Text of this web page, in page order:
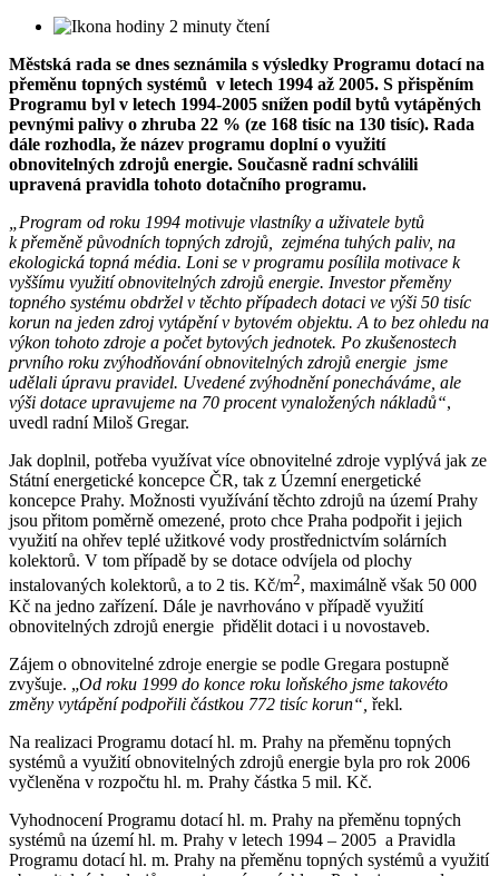
2 minuty čtení
Městská rada se dnes seznámila s výsledky Programu dotací na
přeměnu topných systémů v letech 1994 až 2005. S přispěním
Programu byl v letech 1994-2005 snížen podíl bytů vytápěných
pevnými palivy o zhruba 22 % (ze 168 tisíc na 130 tisíc). Rada
dále rozhodla, že název programu doplní o využití
obnovitelných zdrojů energie. Současně radní schválili
upravená pravidla tohoto dotačního programu.
„Program od roku 1994 motivuje vlastníky a uživatele bytů
k přeměně původních topných zdrojů, zejména tuhých paliv, na
ekologická topná média. Loni se v programu posílila motivace k
vyššímu využití obnovitelných zdrojů energie. Investor přeměny
topného systému obdržel v těchto případech dotaci ve výši 50 tisíc
korun na jeden zdroj vytápění v bytovém objektu. A to bez ohledu na
výkon tohoto zdroje a počet bytových jednotek. Po zkušenostech
prvního roku zvýhodňování obnovitelných zdrojů energie jsme
udělali úpravu pravidel. Uvedené zvýhodnění ponecháváme, ale
výši dotace upravujeme na 70 procent vynaložených nákladů“,
uvedl radní Miloš Gregar.
Jak doplnil, potřeba využívat více obnovitelné zdroje vyplývá jak ze
Státní energetické koncepce ČR, tak z Územní energetické
koncepce Prahy. Možnosti využívání těchto zdrojů na území Prahy
jsou přitom poměrně omezené, proto chce Praha podpořit i jejich
využití na ohřev teplé užitkové vody prostřednictvím solárních
kolektorů. V tom případě by se dotace odvíjela od plochy
instalovaných kolektorů, a to 2 tis. Kč/m2, maximálně však 50 000
Kč na jedno zařízení. Dále je navrhováno v případě využití
obnovitelných zdrojů energie přidělit dotaci i u novostaveb.
Zájem o obnovitelné zdroje energie se podle Gregara postupně
zvyšuje. „Od roku 1999 do konce roku loňského jsme takovéto
změny vytápění podpořili částkou 772 tisíc korun“, řekl.
Na realizaci Programu dotací hl. m. Prahy na přeměnu topných
systémů a využití obnovitelných zdrojů energie byla pro rok 2006
vyčleněna v rozpočtu hl. m. Prahy částka 5 mil. Kč.
Vyhodnocení Programu dotací hl. m. Prahy na přeměnu topných
systémů na území hl. m. Prahy v letech 1994 – 2005 a Pravidla
Programu dotací hl. m. Prahy na přeměnu topných systémů a využití